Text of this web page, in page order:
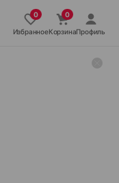
ИзбранноеКорзинаПрофиль